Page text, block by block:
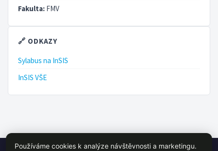
Fakulta: FMV
🔗 ODKAZY
Sylabus na InSIS
InSIS VŠE
Používáme cookies k analýze návštěvnosti a marketingu.